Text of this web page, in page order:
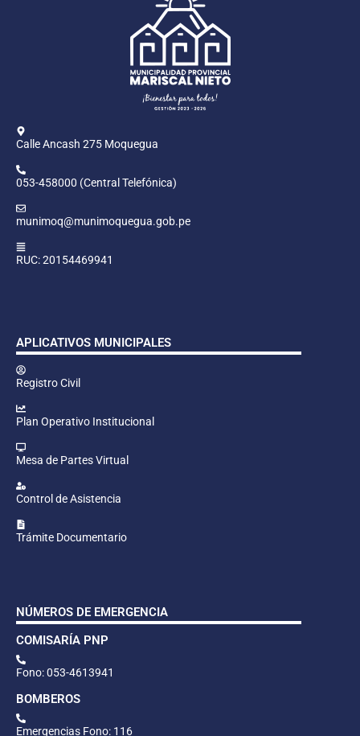
Calle Ancash 275 Moquegua
053-458000 (Central Telefónica)
munimoq@munimoquegua.gob.pe
RUC: 20154469941
APLICATIVOS MUNICIPALES
Registro Civil
Plan Operativo Institucional
Mesa de Partes Virtual
Control de Asistencia
Trámite Documentario
NÚMEROS DE EMERGENCIA
COMISARÍA PNP
Fono: 053-4613941
BOMBEROS
Emergencias Fono: 116